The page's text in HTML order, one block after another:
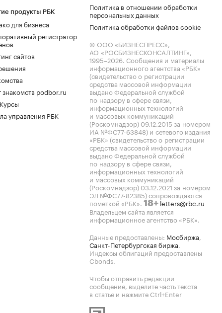
продукты РБК
для бизнеса
регистратор
сайтов
знакомств podbor.ru
управления РБК
Политика в отношении обработки
персональных данных
Политика обработки файлов cookie
© ООО «БИЗНЕСПРЕСС»,
АО «РОСБИЗНЕСКОНСАЛТИНГ»,
1995–2026. Сообщения и материалы
информационного агентства «РБК»
(свидетельство о регистрации
средства массовой информации
выдано Федеральной службой
по надзору в сфере связи,
информационных технологий
и массовых коммуникаций
(Роскомнадзор) 09.12.2015 за номером
ИА №ФС77-63848) и сетевого издания
«РБК» (свидетельство о регистрации
средства массовой информации
выдано Федеральной службой
по надзору в сфере связи,
информационных технологий
и массовых коммуникаций
(Роскомнадзор) 03.12.2021 за номером
ЭЛ №ФС77-82385) сопровождаются
пометкой «РБК». 18+ letters@rbc.ru
Владельцем сайта является
информационное агентство «РБК».
Данные предоставлены: Мосбиржа,
Санкт-Петербургская биржа.
Индексы облигаций предоставлены
Cbonds.
Чтобы отправить редакции
сообщение, выделите часть текста
в статье и нажмите Ctrl+Enter